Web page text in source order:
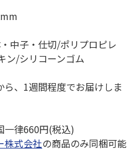
中子・仕切/ポリプロピレ
ン/シリコーンゴム
、1週間程度でお届けしま
律660円(税込)
株式会社の商品のみ同梱可能